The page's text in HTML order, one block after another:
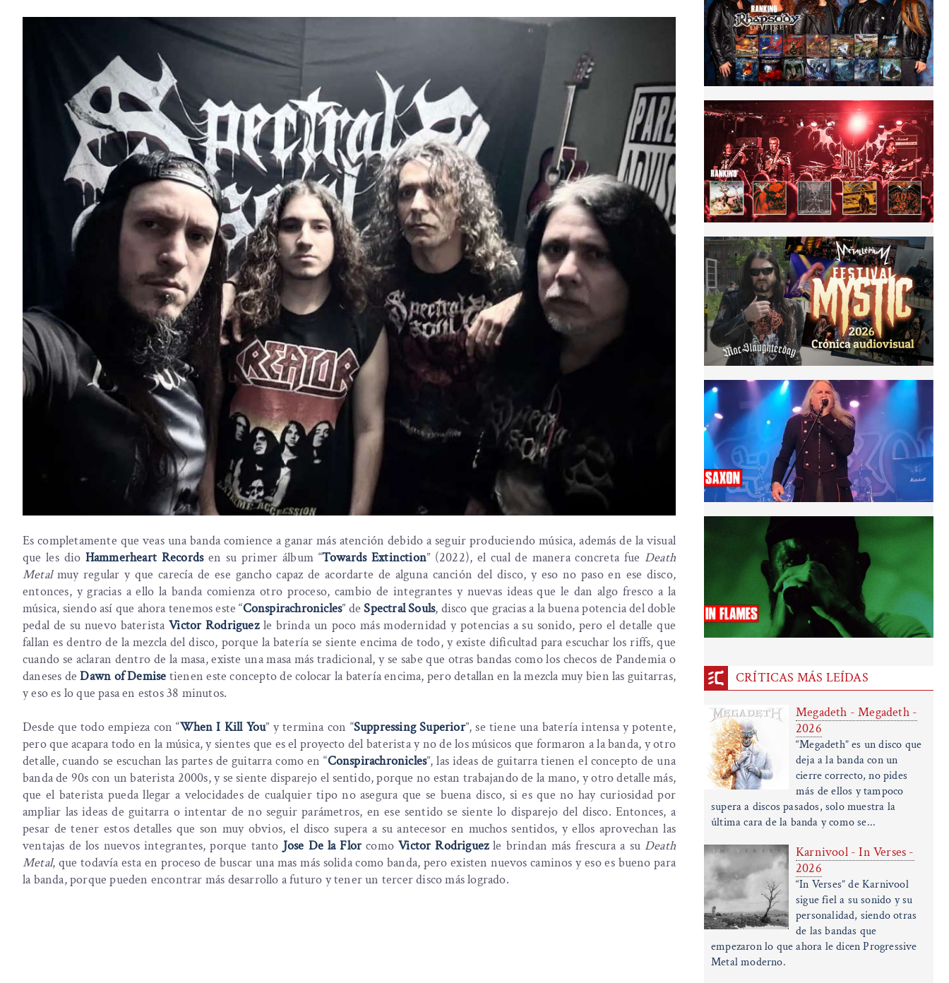
Es completamente que veas una banda comience a ganar más atención debido a seguir produciendo música, además de la visual
que les dio Hammerheart Records en su primer álbum “Towards Extinction” (2022), el cual de manera concreta fueDeath
Metalmuy regular y que carecía de ese gancho capaz de acordarte de alguna canción del disco, y eso no paso en ese disco,
entonces, y gracias a ello la banda comienza otro proceso, cambio de integrantes y nuevas ideas que le dan algo fresco a la
música, siendo así que ahora tenemos este “Conspirachronicles” deSpectral Souls, disco que gracias a la buena potencia del doble
pedal de su nuevo bateristaVictor Rodriguezle brinda un poco más modernidad y potencias a su sonido, pero el detalle que
fallan es dentro de la mezcla del disco, porque la batería se siente encima de todo, y existe dificultad para escuchar los riffs, que
cuando se aclaran dentro de la masa, existe una masa más tradicional, y se sabe que otras bandas como los checos de Pandemia o
daneses deDawn of Demise tienen este concepto de colocar la batería encima, pero detallan en la mezcla muy bien las guitarras,
y eso es lo que pasa en estos 38 minutos.
Desde que todo empieza con “When I Kill You” y termina con “Suppressing Superior”, se tiene una batería intensa y potente,
pero que acapara todo en la música, y sientes que es el proyecto del baterista y no de los músicos que formaron a la banda, y otro
detalle, cuando se escuchan las partes de guitarra como en “Conspirachronicles”, las ideas de guitarra tienen el concepto de una
banda de 90s con un baterista 2000s, y se siente disparejo el sentido, porque no estan trabajando de la mano, y otro detalle más,
que el baterista pueda llegar a velocidades de cualquier tipo no asegura que se buena disco, si es que no hay curiosidad por
ampliar las ideas de guitarra o intentar de no seguir parámetros, en ese sentido se siente lo disparejo del disco. Entonces, a
pesar de tener estos detalles que son muy obvios, el disco supera a su antecesor en muchos sentidos, y ellos aprovechan las
ventajas de los nuevos integrantes, porque tanto Jose De la FlorcomoVictor Rodriguezle brindan más frescura a suDeath
Metal, que todavía esta en proceso de buscar una mas más solida como banda, pero existen nuevos caminos y eso es bueno para
la banda, porque pueden encontrar más desarrollo a futuro y tener un tercer disco más logrado.
CRÍTICAS MÁS LEÍDAS
Megadeth - Megadeth -
2026
“Megadeth” es un disco que
deja a la banda con un
cierre correcto, no pides
más de ellos y tampoco
supera a discos pasados, solo muestra la
última cara de la banda y como se...
Karnivool - In Verses -
2026
“In Verses” de Karnivool
sigue fiel a su sonido y su
personalidad, siendo otras
de las bandas que
empezaron lo que ahora le dicen Progressive
Metal moderno.